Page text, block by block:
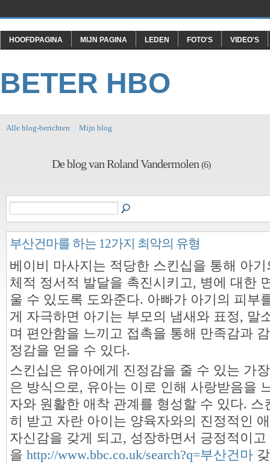
HOOFDPAGINA MIJN PAGINA LEDEN FOTO'S VIDEO'S
BETER HBO
Alle blog-berichten Mijn blog
De blog van Roland Vandermolen (6)
부산건마를 하는 12가지 최악의 유형
베이비 마사지는 적당한 스킨십을 통해 아
체적 정서적 발달을 촉진시키고, 병에 대한
울 수 있도록 도와준다. 아빠가 아기의 피부
게 자극하면 아기는 부모의 냄새와 표정, 말
며 편안함을 느끼고 접촉을 통해 만족감과
정감을 얻을 수 있다.
스킨십은 유아에게 진정감을 줄 수 있는 가
은 방식으로, 유아는 이로 인해 사랑받음을
자와 원활한 애착 관계를 형성할 수 있다. 스
히 받고 자란 아이는 양육자와의 진정적인
자신감을 갖게 되고, 성장하면서 긍정적이
을 http://www.bbc.co.uk/search?q=부산건마